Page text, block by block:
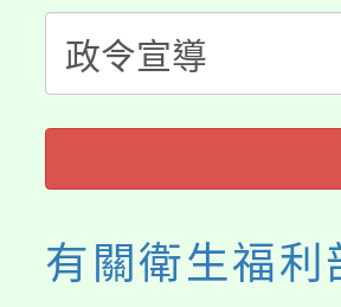
視費優惠，
半價優惠，
大園自造教
份教師增能
大溪自造教
淨零綠生活
有關衛生福